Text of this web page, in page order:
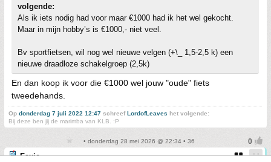
volgende:
Als ik iets nodig had voor maar €1000 had ik het wel gekocht.
Maar in mijn hobby’s is €1000,- niet veel.
Bv sportfietsen, wil nog wel nieuwe velgen (+\_ 1,5-2,5 k) een
nieuwe draadloze schakelgroep (2,5k)
En dan koop ik voor die €1000 wel jouw "oude" fiets
tweedehands.
Op donderdag 7 juli 2022 12:47 schreef LordofLeaves het volgende:
Bij deze ben jij de marimba van KLB. :P
• donderdag 28 mei 2026 @ 22:34 • 36
Faxie